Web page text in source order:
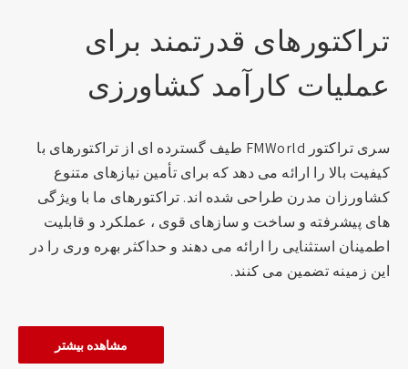
تراکتورهای قدرتمند برای
عملیات کارآمد کشاورزی
سری تراکتور FMWorld طیف گسترده ای از تراکتورهای با
کیفیت بالا را ارائه می دهد که برای تأمین نیازهای متنوع
کشاورزان مدرن طراحی شده اند. تراکتورهای ما با ویژگی
های پیشرفته و ساخت و سازهای قوی ، عملکرد و قابلیت
اطمینان استثنایی را ارائه می دهند و حداکثر بهره وری را در
این زمینه تضمین می کنند.
مشاهده بیشتر